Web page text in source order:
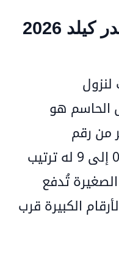
متى ينزل راتب الكندر كيلد 2026
لنزول
الحاسم هو
من رقم
Kindergeld. كل رقم من 0 إلى 9 له ترتيب
تُدفع
الكبيرة قرب